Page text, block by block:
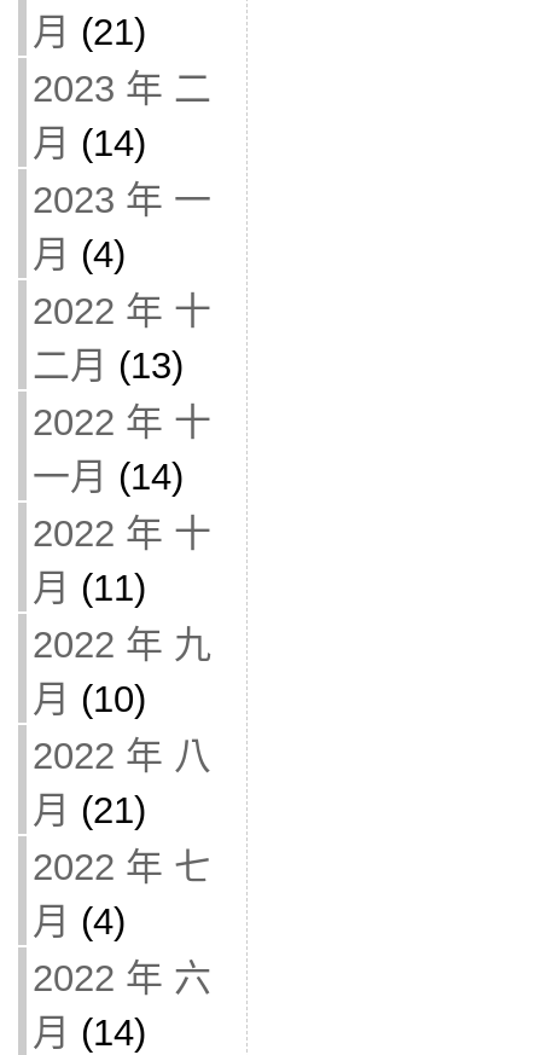
月 (21)
2023 年 二
月 (14)
2023 年 一
月 (4)
2022 年 十
二月 (13)
2022 年 十
一月 (14)
2022 年 十
月 (11)
2022 年 九
月 (10)
2022 年 八
月 (21)
2022 年 七
月 (4)
2022 年 六
月 (14)